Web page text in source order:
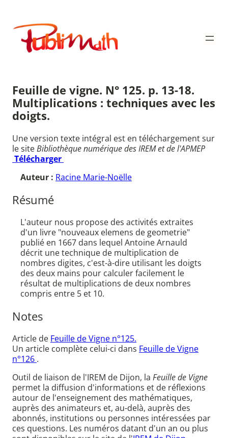
contenu
Publimath
Feuille de vigne. N° 125. p. 13-18.
Multiplications : techniques avec les
doigts.
Une version texte intégral est en téléchargement sur
le siteBibliothèque numérique des IREM et de l'APMEP
Télécharger
Auteur : Racine Marie-Noëlle
Résumé
L'auteur nous propose des activités extraites
d'un livre "nouveaux elemens de geometrie"
publié en 1667 dans lequel Antoine Arnauld
décrit une technique de multiplication de
nombres digites, c'est-à-dire utilisant les doigts
des deux mains pour calculer facilement le
résultat de multiplications de deux nombres
compris entre 5 et 10.
Notes
Article de Feuille de Vigne n°125.
Un article complète celui-ci dans Feuille de Vigne
n°126 .
Outil de liaison de l'IREM de Dijon, la Feuille de Vigne
permet la diffusion d'informations et de réflexions
autour de l'enseignement des mathématiques,
auprès des animateurs et, au-delà, auprès des
abonnés, institutions ou personnes intéressées par
ces questions. Les numéros datant d'un an ou plus